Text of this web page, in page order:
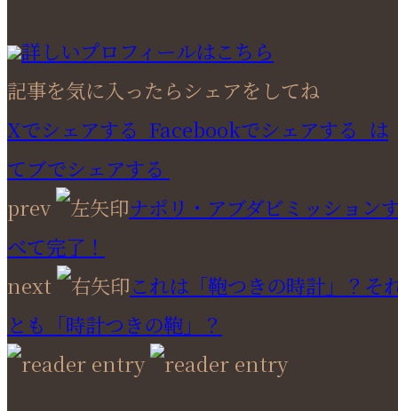
詳しいプロフィールはこちら
記事を気に入ったらシェアをしてね
Xでシェアする Facebookでシェアする は
てブでシェアする
prev
ナポリ・アブダビミッション
べて完了！
next
これは「鞄つきの時計」？そ
とも「時計つきの鞄」？